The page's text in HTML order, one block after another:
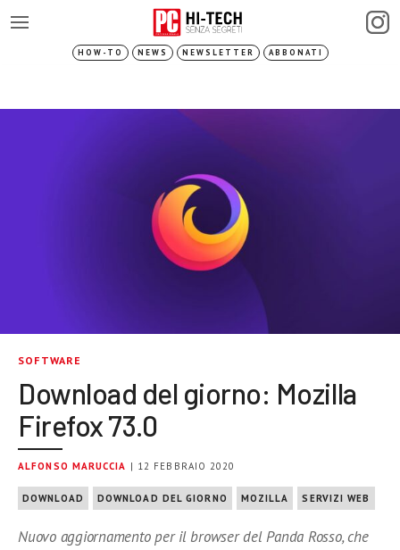
HOW-TO NEWS NEWSLETTER ABBONATI
SOFTWARE
Download del giorno: Mozilla
Firefox 73.0
ALFONSO MARUCCIA | 12 FEBBRAIO 2020
DOWNLOAD DOWNLOAD DEL GIORNO MOZILLA SERVIZI WEB
Nuovo aggiornamento per il browser del Panda Rosso, che